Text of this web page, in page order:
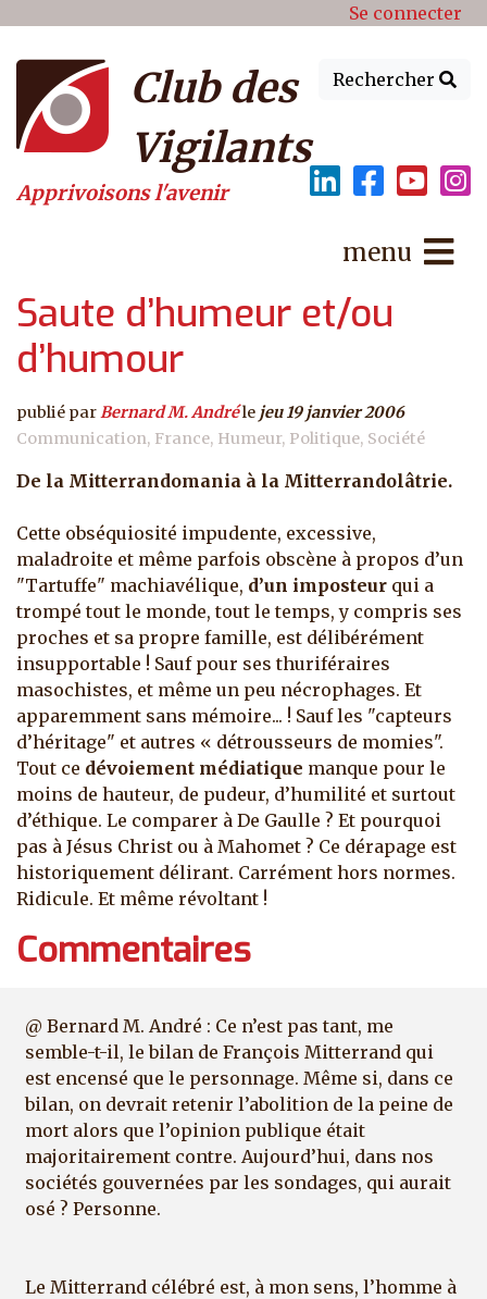
Menu du compte de Se connecter
Rechercher
Club des
Vigilants
Apprivoisons l'avenir
menu
Saute d’humeur et/ou
d’humour
publié parBernard M. Andréle jeu 19 janvier 2006
Communication France Humeur Politique Société
De la Mitterrandomania à la Mitterrandolâtrie.
Cette obséquiosité impudente, excessive,
maladroite et même parfois obscène à propos d’un
"Tartuffe" machiavélique, d’un imposteur qui a
trompé tout le monde, tout le temps, y compris ses
proches et sa propre famille, est délibérément
insupportable ! Sauf pour ses thuriféraires
masochistes, et même un peu nécrophages. Et
apparemment sans mémoire... ! Sauf les "capteurs
d’héritage" et autres « détrousseurs de momies".
Tout ce dévoiement médiatique manque pour le
moins de hauteur, de pudeur, d’humilité et surtout
d’éthique. Le comparer à De Gaulle ? Et pourquoi
pas à Jésus Christ ou à Mahomet ? Ce dérapage est
historiquement délirant. Carrément hors normes.
Ridicule. Et même révoltant !
Commentaires
@ Bernard M. André : Ce n’est pas tant, me
semble-t-il, le bilan de François Mitterrand qui
est encensé que le personnage. Même si, dans ce
bilan, on devrait retenir l’abolition de la peine de
mort alors que l’opinion publique était
majoritairement contre. Aujourd’hui, dans nos
sociétés gouvernées par les sondages, qui aurait
osé ? Personne.
Le Mitterrand célébré est, à mon sens, l’homme à